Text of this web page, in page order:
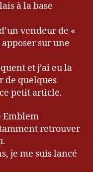
à la base
vendeur de «
sur une
et j’ai eu la
de quelques
petit article.
Emblem
retrouver
je me suis lancé